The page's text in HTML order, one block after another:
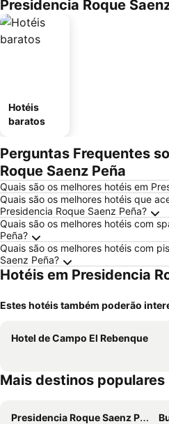
Presidencia Roque
Hotéis
baratos
Perguntas Frequentes
Roque Saenz Peña
Quais são os melhores hotéis em
Quais são os melhores hotéis que
Presidencia Roque Saenz Peña?
Quais são os melhores hotéis com
Peña?
Quais são os melhores hotéis com
Saenz Peña?
Hotéis em Presidencia
Estes hotéis também poderão
Hotel de Campo El Rebenque
Mais destinos populares
Presidencia Roque Saenz Peña, Chaco Hotéis